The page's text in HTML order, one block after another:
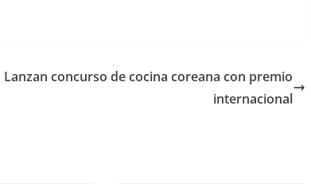
Lanzan concurso de cocina coreana con premio
internacional